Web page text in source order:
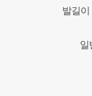
발길이
일